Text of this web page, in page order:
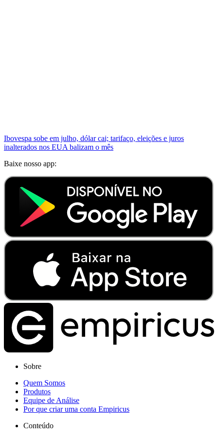
Ibovespa sobe em julho, dólar cai; tarifaço, eleições e juros
inalterados nos EUA balizam o mês
Baixe nosso app:
Sobre
Quem Somos
Produtos
Equipe de Análise
Por que criar uma conta Empiricus
Conteúdo